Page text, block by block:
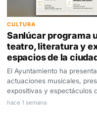
CULTURA
Sanlúcar programa
teatro, literatura y
espacios de la
El Ayuntamiento ha
actuaciones musicales,
expositivas y espectáculos
hace 1 semana